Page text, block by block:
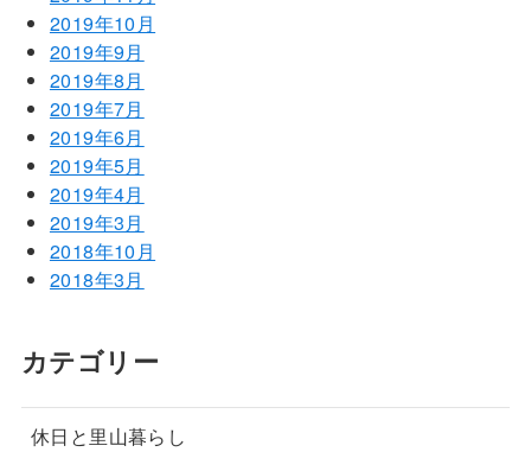
2019年10月
2019年9月
2019年8月
2019年7月
2019年6月
2019年5月
2019年4月
2019年3月
2018年10月
2018年3月
カテゴリー
休日と里山暮らし